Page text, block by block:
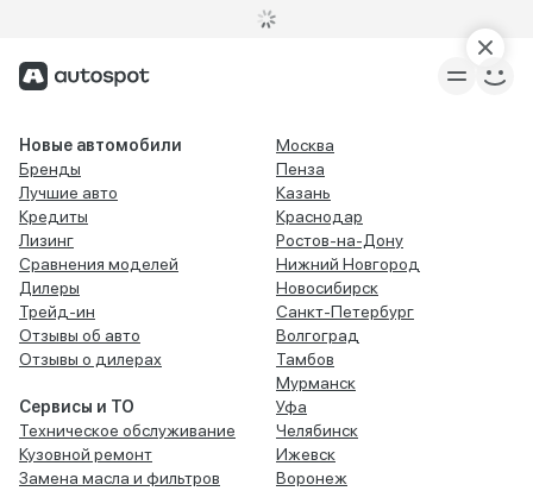
Новые автомобили
Бренды
Лучшие авто
Кредиты
Лизинг
Сравнения моделей
Дилеры
Трейд-ин
Отзывы об авто
Отзывы о дилерах
Сервисы и ТО
Техническое обслуживание
Кузовной ремонт
Замена масла и фильтров
Москва
Пенза
Казань
Краснодар
Ростов-на-Дону
Нижний Новгород
Новосибирск
Санкт-Петербург
Волгоград
Тамбов
Мурманск
Уфа
Челябинск
Ижевск
Воронеж